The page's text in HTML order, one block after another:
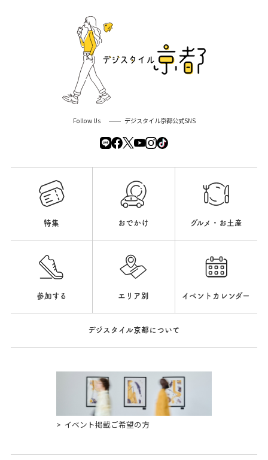
Follow Us デジスタイル京都公式SNS
特集 おでかけ グルメ・お土産
参加する エリア別 イベントカレンダー
デジスタイル京都について
イベント掲載ご希望の方